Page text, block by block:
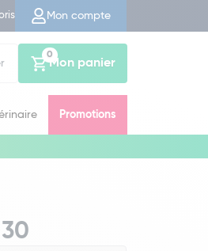
Mon compte
Mon panier
0
Promotions